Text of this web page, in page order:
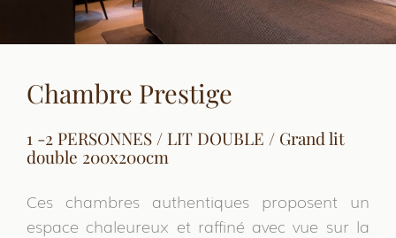
Chambre Prestige
1 -2 PERSONNES / LIT DOUBLE / Grand lit
double 200x200cm
Ces chambres authentiques proposent un
espace chaleureux et raffiné avec vue sur la